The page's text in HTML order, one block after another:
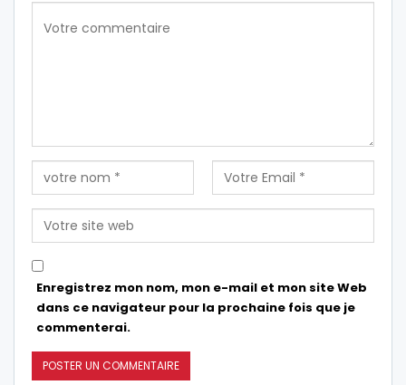
Enregistrez mon nom, mon e-mail et mon site Web
dans ce navigateur pour la prochaine fois que je
commenterai.